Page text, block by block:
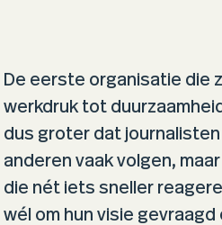
De eerste organisatie die
werkdruk tot
dus groter dat
anderen vaak volgen,
die nét iets sneller
wél om hun visie